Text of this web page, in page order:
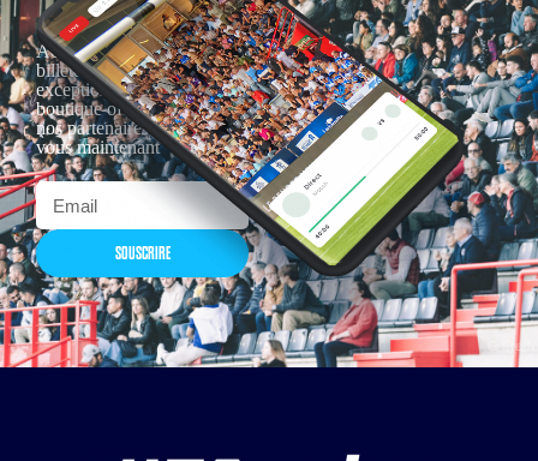
Actualités, nouveautés,
billetterie, remises
exceptionnelles dans la
boutique officielles & chez
nos partenaires… Inscrivez-
vous maintenant
SOUSCRIRE